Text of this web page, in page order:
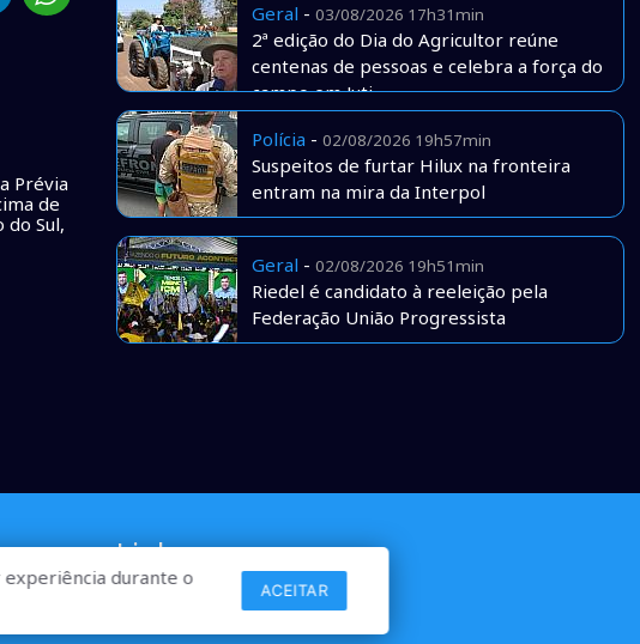
Prévia
de
do Sul,
Geral - 03/08/2026 17h31min
2ª edição do Dia do Agricultor reúne
centenas de pessoas e celebra a força do
campo em Juti
Polícia - 02/08/2026 19h57min
Suspeitos de furtar Hilux na fronteira
entram na mira da Interpol
Geral - 02/08/2026 19h51min
Riedel é candidato à reeleição pela
Federação União Progressista
Links
experiência durante o
ACEITAR